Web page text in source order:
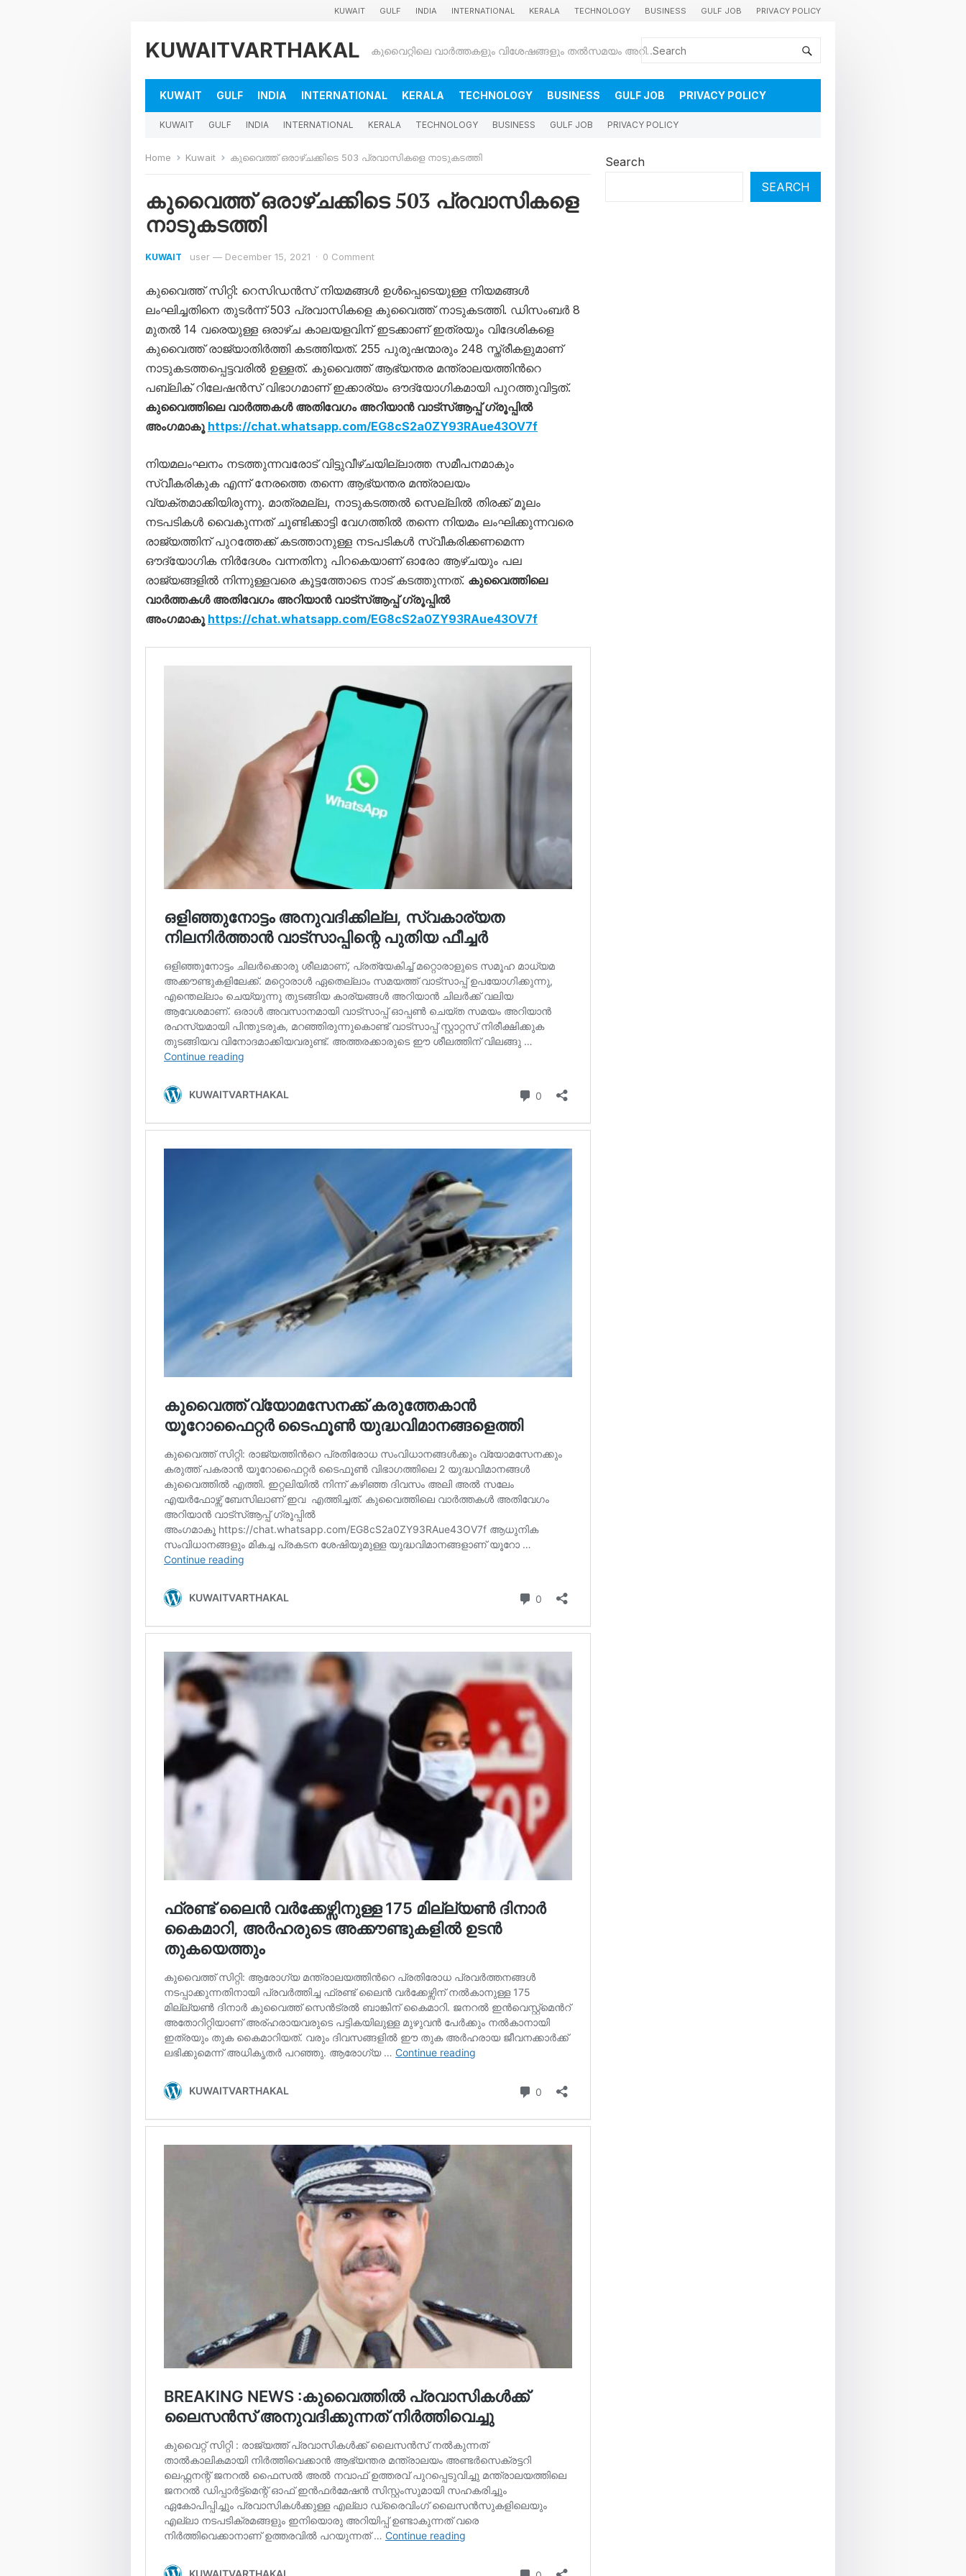
KUWAIT GULF INDIA INTERNATIONAL KERALA TECHNOLOGY BUSINESS GULF JOB PRIVACY POLICY
KUWAITVARTHAKAL കുവൈറ്റിലെ വാർത്തകളും വിശേഷങ്ങളും തൽസമയം അറിയാൻ
KUWAIT GULF INDIA INTERNATIONAL KERALA TECHNOLOGY BUSINESS GULF JOB PRIVACY POLICY
KUWAIT GULF INDIA INTERNATIONAL KERALA TECHNOLOGY BUSINESS GULF JOB PRIVACY POLICY
Home Kuwait കുവൈത്ത് ഒരാഴ്ചക്കിടെ 503 പ്രവാസികളെ നാടുകടത്തി
കുവൈത്ത് ഒരാഴ്ചക്കിടെ 503 പ്രവാസികളെ
നാടുകടത്തി
KUWAIT user — December 15, 2021 · 0 Comment
കുവൈത്ത് സിറ്റി: റെസിഡന്‍സ് നിയമങ്ങള്‍ ഉള്‍പ്പെടെയുള്ള നിയമങ്ങള്‍
ലംഘിച്ചതിനെ തുടര്‍ന്ന് 503 പ്രവാസികളെ കുവൈത്ത് നാടുകടത്തി. ഡിസംബര്‍ 8
മുതല്‍ 14 വരെയുള്ള ഒരാഴ്ച കാലയളവിന് ഇടക്കാണ് ഇത്രയും വിദേശികളെ
കുവൈത്ത് രാജ്യാതിര്‍ത്തി കടത്തിയത്. 255 പുരുഷന്മാരും 248 സ്ത്രീകളുമാണ്
നാടുകടത്തപ്പെട്ടവരില്‍ ഉള്ളത്. കുവൈത്ത് ആഭ്യന്തര മന്ത്രാലയത്തിന്‍റെ
പബ്ലിക് റിലേഷന്‍സ് വിഭാഗമാണ്‌ ഇക്കാര്യം ഔദ്യോഗികമായി പുറത്തുവിട്ടത്.
കുവൈത്തിലെ വാർത്തകൾ അതിവേഗം അറിയാൻ വാട്സ്ആപ്പ് ഗ്രൂപ്പിൽ
അംഗമാകൂ https://chat.whatsapp.com/EG8cS2a0ZY93RAue43OV7f
നിയമലംഘനം നടത്തുന്നവരോട് വിട്ടുവീഴ്ചയില്ലാത്ത സമീപനമാകും
സ്വീകരികുക എന്ന് നേരത്തെ തന്നെ ആഭ്യന്തര മന്ത്രാലയം
വ്യക്തമാക്കിയിരുന്നു. മാത്രമല്ല, നാടുകടത്തല്‍ സെല്ലില്‍ തിരക്ക് മൂലം
നടപടികള്‍ വൈകുന്നത് ചൂണ്ടിക്കാട്ടി വേഗത്തില്‍ തന്നെ നിയമം ലംഘിക്കുന്നവരെ
രാജ്യത്തിന് പുറത്തേക്ക് കടത്താനുള്ള നടപടികള്‍ സ്വീകരിക്കണമെന്ന
ഔദ്യോഗിക നിര്‍ദേശം വന്നതിനു പിറകെയാണ് ഓരോ ആഴ്ചയും പല
രാജ്യങ്ങളില്‍ നിന്നുള്ളവരെ കൂട്ടത്തോടെ നാട് കടത്തുന്നത്. കുവൈത്തിലെ
വാർത്തകൾ അതിവേഗം അറിയാൻ വാട്സ്ആപ്പ് ഗ്രൂപ്പിൽ
അംഗമാകൂ https://chat.whatsapp.com/EG8cS2a0ZY93RAue43OV7f
Search
SEARCH